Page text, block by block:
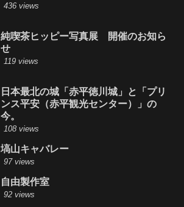
436 views
純喫茶ヒッピー写真展 開催のお知ら
せ
119 views
日本最北の城「赤平徳川城」と「プリ
ンス平安（赤平観光センター）」の
今。
108 views
塙山キャバレー
97 views
自由製作室
92 views